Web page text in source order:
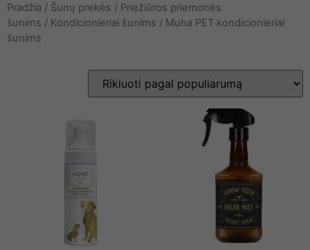
Pradžia / Šunų prekės / Priežiūros priemonės
šunims / Kondicionieriai šunims / Muha PET kondicionieriai
šunims